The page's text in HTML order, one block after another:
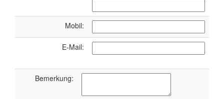
Mobil:
E-Mail:
Bemerkung: